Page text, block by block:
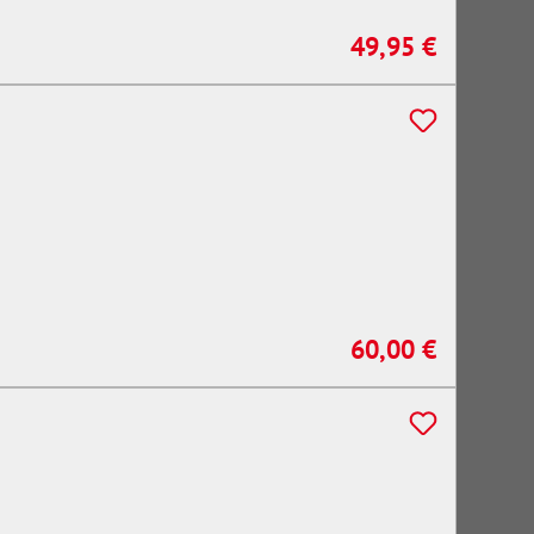
Regulärer Preis:
49,95 €
Regulärer Preis:
60,00 €